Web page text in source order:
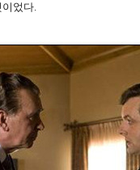
이었다.